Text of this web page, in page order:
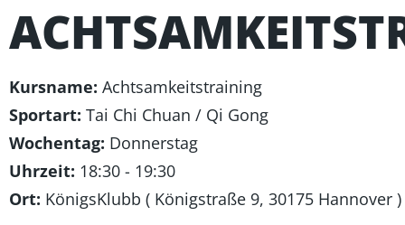
Kursname: Achtsamkeitstraining
Sportart: Tai Chi Chuan / Qi Gong
Wochentag: Donnerstag
Uhrzeit: 18:30 - 19:30
Ort: KönigsKlubb ( Königstraße 9, 30175 Hannover )